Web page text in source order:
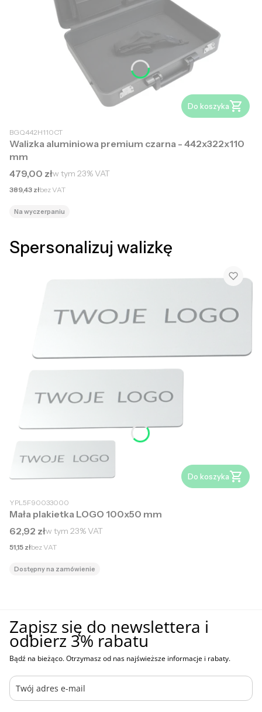
Do koszyka
BGQ442H110CT
Walizka aluminiowa premium czarna - 442x322x110
mm
Cena brutto
479,00 złw tym 23%VAT
Cena netto
389,43 złbez VAT
Na wyczerpaniu
Spersonalizuj walizkę
Do koszyka
YPL5F90033000
Mała plakietka LOGO 100x50 mm
Cena brutto
62,92 złw tym 23%VAT
Cena netto
51,15 złbez VAT
Dostępny na zamówienie
Zapisz się do newslettera i
odbierz 3% rabatu
Bądź na bieżąco. Otrzymasz od nas najświeższe informacje i rabaty.